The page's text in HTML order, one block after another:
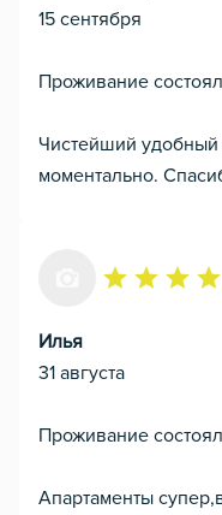
15 сентября
Проживание
Чистейший удобный
моментально.
Илья
31 августа
Проживание
Апартаменты